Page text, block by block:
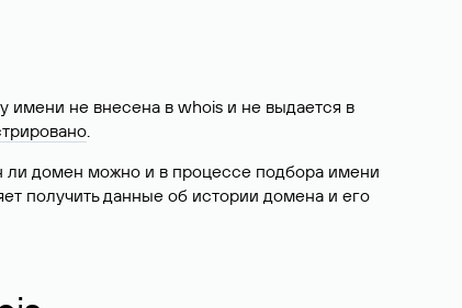
не внесена в whois и не выдается в
.
ли домен можно и в процессе подбора имени
получить данные об истории домена и его